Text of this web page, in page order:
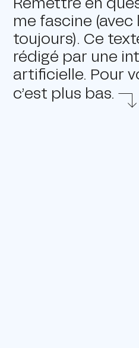
Remettre en
me fascine (avec
toujours). Ce
rédigé par une
artificielle. Pour
c’est plus bas. ⬇